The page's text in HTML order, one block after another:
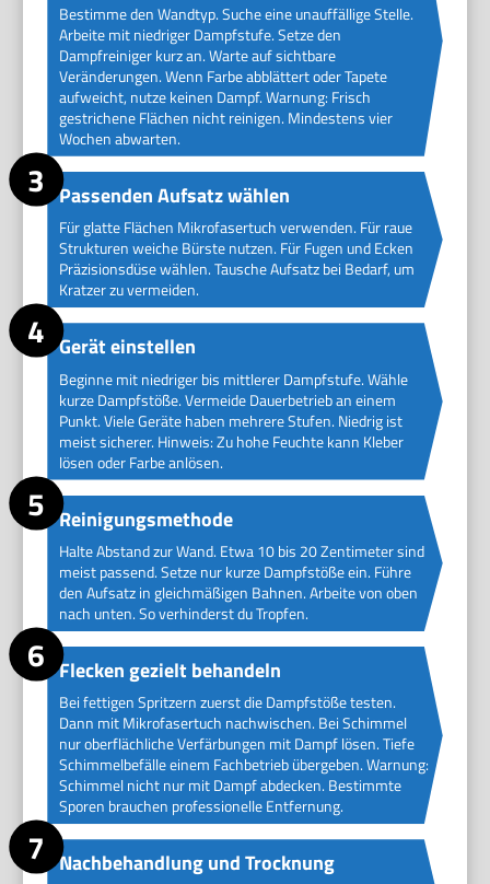
Bestimme den Wandtyp. Suche eine unauffällige Stelle.
Arbeite mit niedriger Dampfstufe. Setze den
Dampfreiniger kurz an. Warte auf sichtbare
Veränderungen. Wenn Farbe abblättert oder Tapete
aufweicht, nutze keinen Dampf. Warnung: Frisch
gestrichene Flächen nicht reinigen. Mindestens vier
Wochen abwarten.
Passenden Aufsatz wählen
Für glatte Flächen Mikrofasertuch verwenden. Für raue
Strukturen weiche Bürste nutzen. Für Fugen und Ecken
Präzisionsdüse wählen. Tausche Aufsatz bei Bedarf, um
Kratzer zu vermeiden.
Gerät einstellen
Beginne mit niedriger bis mittlerer Dampfstufe. Wähle
kurze Dampfstöße. Vermeide Dauerbetrieb an einem
Punkt. Viele Geräte haben mehrere Stufen. Niedrig ist
meist sicherer. Hinweis: Zu hohe Feuchte kann Kleber
lösen oder Farbe anlösen.
Reinigungsmethode
Halte Abstand zur Wand. Etwa 10 bis 20 Zentimeter sind
meist passend. Setze nur kurze Dampfstöße ein. Führe
den Aufsatz in gleichmäßigen Bahnen. Arbeite von oben
nach unten. So verhinderst du Tropfen.
Flecken gezielt behandeln
Bei fettigen Spritzern zuerst die Dampfstöße testen.
Dann mit Mikrofasertuch nachwischen. Bei Schimmel
nur oberflächliche Verfärbungen mit Dampf lösen. Tiefe
Schimmelbefälle einem Fachbetrieb übergeben. Warnung:
Schimmel nicht nur mit Dampf abdecken. Bestimmte
Sporen brauchen professionelle Entfernung.
Nachbehandlung und Trocknung